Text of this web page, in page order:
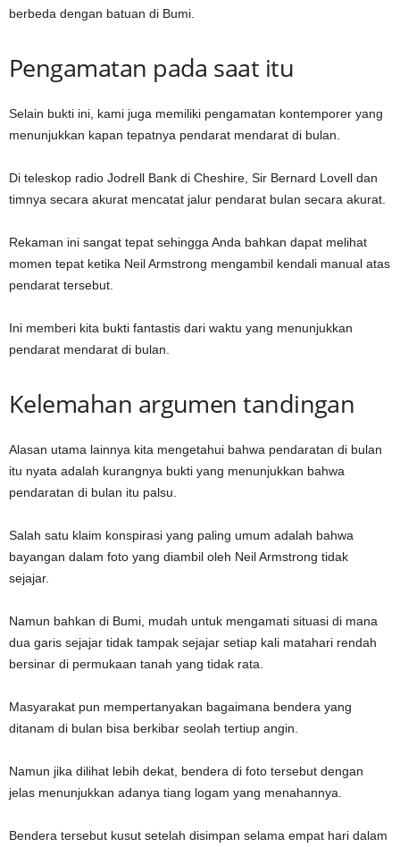
berbeda dengan batuan di Bumi.
Pengamatan pada saat itu
Selain bukti ini, kami juga memiliki pengamatan kontemporer yang
menunjukkan kapan tepatnya pendarat mendarat di bulan.
Di teleskop radio Jodrell Bank di Cheshire, Sir Bernard Lovell dan
timnya secara akurat mencatat jalur pendarat bulan secara akurat.
Rekaman ini sangat tepat sehingga Anda bahkan dapat melihat
momen tepat ketika Neil Armstrong mengambil kendali manual atas
pendarat tersebut.
Ini memberi kita bukti fantastis dari waktu yang menunjukkan
pendarat mendarat di bulan.
Kelemahan argumen tandingan
Alasan utama lainnya kita mengetahui bahwa pendaratan di bulan
itu nyata adalah kurangnya bukti yang menunjukkan bahwa
pendaratan di bulan itu palsu.
Salah satu klaim konspirasi yang paling umum adalah bahwa
bayangan dalam foto yang diambil oleh Neil Armstrong tidak
sejajar.
Namun bahkan di Bumi, mudah untuk mengamati situasi di mana
dua garis sejajar tidak tampak sejajar setiap kali matahari rendah
bersinar di permukaan tanah yang tidak rata.
Masyarakat pun mempertanyakan bagaimana bendera yang
ditanam di bulan bisa berkibar seolah tertiup angin.
Namun jika dilihat lebih dekat, bendera di foto tersebut dengan
jelas menunjukkan adanya tiang logam yang menahannya.
Bendera tersebut kusut setelah disimpan selama empat hari dalam